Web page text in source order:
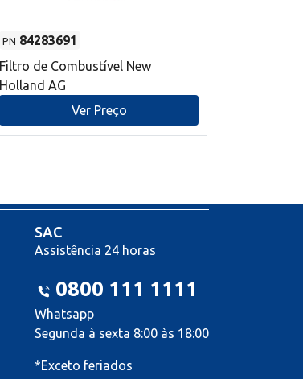
PN 84283691
Filtro de Combustível New
Holland AG
Ver Preço
SAC
Assistência 24 horas
0800 111 1111
Whatsapp
Segunda à sexta 8:00 às 18:00
*Exceto feriados